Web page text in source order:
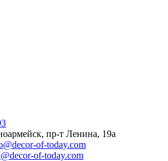
пр-т Ленина, 19а
of-today.com
of-today.com